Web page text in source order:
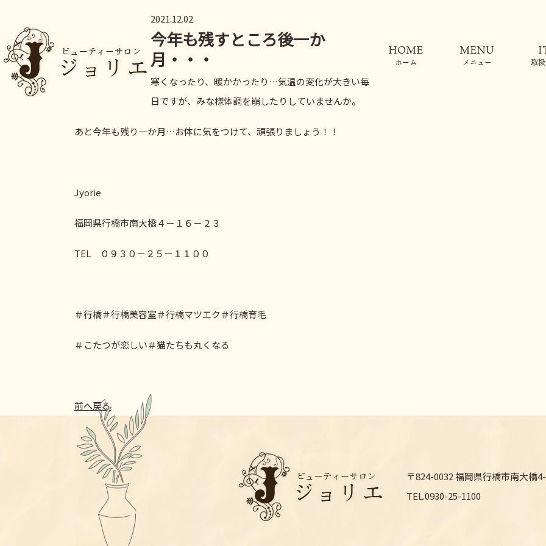
ホーム メニュー 取
2021.12.02
今年も残すところ後一か
月・・・
寒くなったり、暖かかったり…気温の変化が大きい毎
日ですが、みな様体調を崩したりしていませんか。
あと今年も残り一か月…お体に気をつけて、頑張りましょう！！
Jyorie
福岡県行橋市南大橋４－１６－２３
TEL ０９３０－２５－１１００
＃行橋＃行橋美容室＃行橋マツエク＃行橋育毛
＃こたつが恋しい＃猫たちも丸くなる
前へ戻る
〒824-0032 福岡県行橋市南大橋
TEL.0930-25-1100